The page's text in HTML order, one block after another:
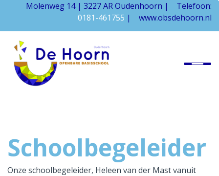
Molenweg 14 | 3227 AR Oudenhoorn | Telefoon:
0181-461755 | www.obsdehoorn.nl
Onze school
Ouders
Kennismaken
Schoolbegeleider
Onze schoolbegeleider, Heleen van der Mast vanuit